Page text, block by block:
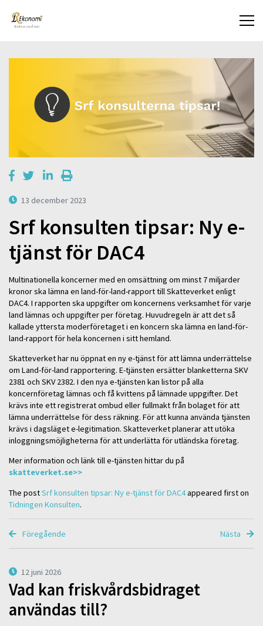
13 december 2023
Srf konsulten tipsar: Ny e-
tjänst för DAC4
Multinationella koncerner med en omsättning om minst 7 miljarder
kronor ska lämna en land-för-land-rapport till Skatteverket enligt
DAC4. I rapporten ska uppgifter om koncernens verksamhet för varje
land lämnas och uppgifter per företag. Huvudregeln är att det så
kallade yttersta moderföretaget i en koncern ska lämna en land-för-
land-rapport för hela koncernen i sitt hemland.
Skatteverket har nu öppnat en ny e-tjänst för att lämna underrättelse
om Land-för-land rapportering. E-tjänsten ersätter blanketterna SKV
2381 och SKV 2382. I den nya e-tjänsten kan listor på alla
koncernföretag lämnas och få kvittens på lämnade uppgifter. Det
krävs inte ett registrerat ombud eller fullmakt från bolaget för att
lämna underrättelse för dess räkning. För att kunna använda tjänsten
krävs i dagsläget e-legitimation. Skatteverket planerar att utöka
inloggningsmöjligheterna för att underlätta för utländska företag.
Mer information och länk till e-tjänsten hittar du på
skatteverket.se>>
The postSrf konsulten tipsar: Ny e-tjänst för DAC4appeared first on
Tidningen Konsulten.
Föregående Nästa
12 juni 2026
Vad kan friskvårdsbidraget
användas till?